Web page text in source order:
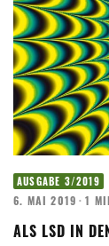
AUSGABE 3/2019
6. MAI 2019 · 1
ALS LSD IN